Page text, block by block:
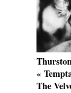
«
The